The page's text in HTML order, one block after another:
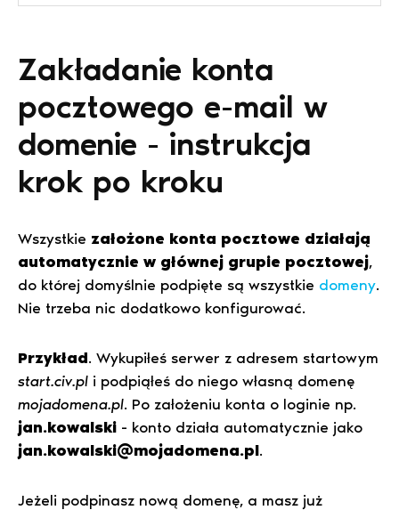
Zakładanie konta
pocztowego e-mail w
domenie - instrukcja
krok po kroku
Wszystkie założone konta pocztowe działają
automatycznie w głównej grupie pocztowej,
do której domyślnie podpięte są wszystkie domeny.
Nie trzeba nic dodatkowo konfigurować.
Przykład. Wykupiłeś serwer z adresem startowym
start.civ.pl i podpiąłeś do niego własną domenę
mojadomena.pl. Po założeniu konta o loginie np.
jan.kowalski - konto działa automatycznie jako
jan.kowalski@mojadomena.pl.
Jeżeli podpinasz nową domenę, a masz już